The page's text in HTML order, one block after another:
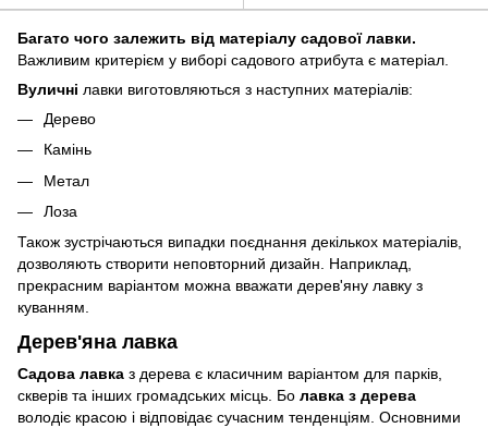
Багато чого залежить від матеріалу садової лавки.
Важливим критерієм у виборі садового атрибута є матеріал.
Вуличні лавки виготовляються з наступних матеріалів:
Дерево
Камінь
Метал
Лоза
Також зустрічаються випадки поєднання декількох матеріалів,
дозволяють створити неповторний дизайн. Наприклад,
прекрасним варіантом можна вважати дерев'яну лавку з
куванням.
Дерев'яна лавка
Садова лавка з дерева є класичним варіантом для парків,
скверів та інших громадських місць. Бо лавка з дерева
володіє красою і відповідає сучасним тенденціям. Основними